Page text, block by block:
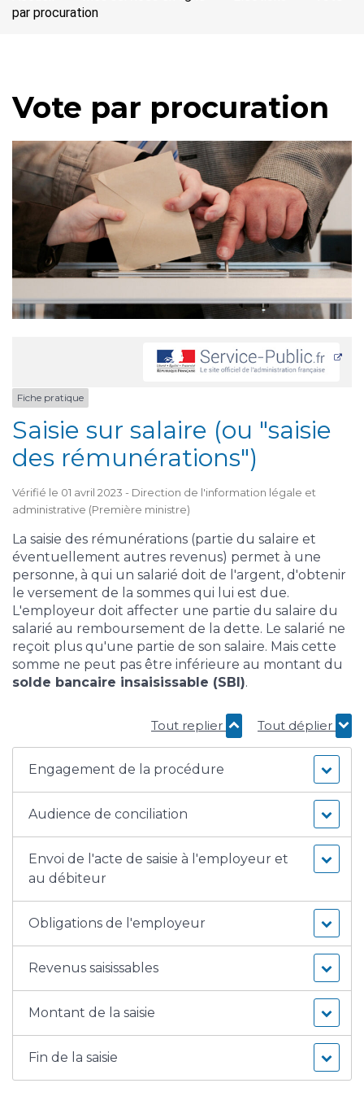
par procuration
Vote par procuration
Fiche pratique
Saisie sur salaire (ou "saisie
des rémunérations")
Vérifié le 01 avril 2023 - Direction de l'information légale et
administrative (Première ministre)
La saisie des rémunérations (partie du salaire et
éventuellement autres revenus) permet à une
personne, à qui un salarié doit de l'argent, d'obtenir
le versement de la sommes qui lui est due.
L'employeur doit affecter une partie du salaire du
salarié au remboursement de la dette. Le salarié ne
reçoit plus qu'une partie de son salaire. Mais cette
somme ne peut pas être inférieure au montant du
solde bancaire insaisissable (SBI).
Tout replier Tout déplier
Engagement de la procédure
Audience de conciliation
Envoi de l'acte de saisie à l'employeur et
au débiteur
Obligations de l'employeur
Revenus saisissables
Montant de la saisie
Fin de la saisie